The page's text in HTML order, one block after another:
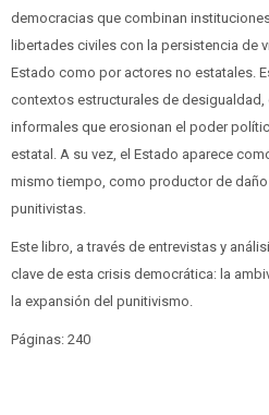
democracias que combinan
libertades civiles con la persistencia de
Estado como por actores no estatales.
contextos estructurales de
informales que erosionan el poder
estatal. A su vez, el Estado aparece
mismo tiempo, como productor de
punitivistas.
Este libro, a través de entrevistas y
clave de esta crisis democrática: la
la expansión del punitivismo.
Páginas: 240